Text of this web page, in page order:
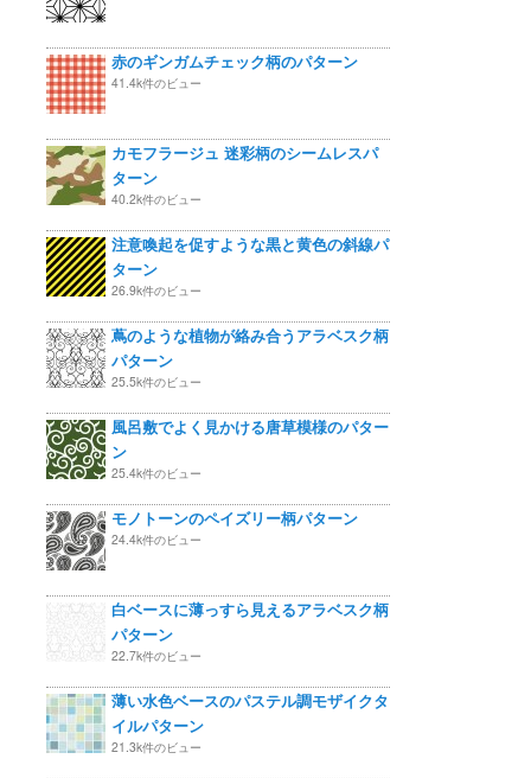
赤のギンガムチェック柄のパターン
41.4k件のビュー
カモフラージュ 迷彩柄のシームレスパ
ターン
40.2k件のビュー
注意喚起を促すような黒と黄色の斜線パ
ターン
26.9k件のビュー
蔦のような植物が絡み合うアラベスク柄
パターン
25.5k件のビュー
風呂敷でよく見かける唐草模様のパター
ン
25.4k件のビュー
モノトーンのペイズリー柄パターン
24.4k件のビュー
白ベースに薄っすら見えるアラベスク柄
パターン
22.7k件のビュー
薄い水色ベースのパステル調モザイクタ
イルパターン
21.3k件のビュー